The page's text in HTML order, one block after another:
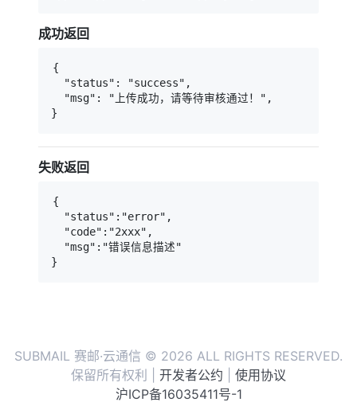
成功返回
{
  "status": "success",
  "msg": "上传成功，请等待审核通过！",
}
失败返回
{
  "status":"error",
  "code":"2xxx",
  "msg":"错误信息描述"
}
SUBMAIL 赛邮·云通信 © 2026 ALL RIGHTS RESERVED.
保留所有权利 | 开发者公约
使用协议
沪ICP备16035411号-1